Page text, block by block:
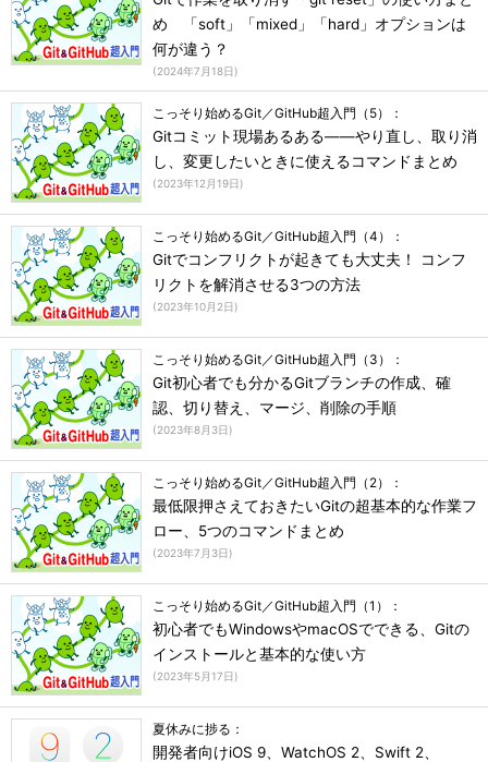
め 「soft」「mixed」「hard」オプションは
何が違う？
(2024年7月18日)
こっそり始めるGit／GitHub超入門（5）：
Gitコミット現場あるある――やり直し、取り消
し、変更したいときに使えるコマンドまとめ
(2023年12月19日)
こっそり始めるGit／GitHub超入門（4）：
Gitでコンフリクトが起きても大丈夫！ コンフ
リクトを解消させる3つの方法
(2023年10月2日)
こっそり始めるGit／GitHub超入門（3）：
Git初心者でも分かるGitブランチの作成、確
認、切り替え、マージ、削除の手順
(2023年8月3日)
こっそり始めるGit／GitHub超入門（2）：
最低限押さえておきたいGitの超基本的な作業フ
ロー、5つのコマンドまとめ
(2023年7月3日)
こっそり始めるGit／GitHub超入門（1）：
初心者でもWindowsやmacOSでできる、Gitの
インストールと基本的な使い方
(2023年5月17日)
夏休みに捗る：
開発者向けiOS 9、WatchOS 2、Swift 2、